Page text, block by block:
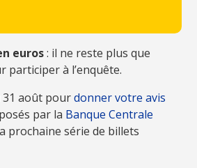
euros: il ne reste plus que
participer à l’enquête.
31 août pourdonner votre avis
par la Banque Centrale
prochaine série de billets